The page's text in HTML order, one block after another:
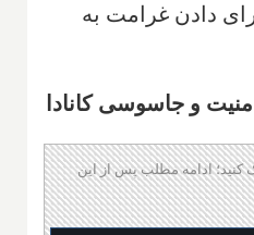
دادن غرامت به
و جاسوسی کانادا
کنید؛ ادامه مطلب پس از این